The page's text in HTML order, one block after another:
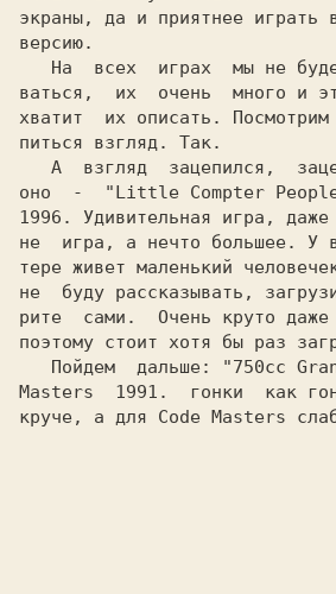
экраны, да и приятнее играть
версию.
ваться,  их  очень  много и
хватит  их описать.
питься взгляд. Так.
оно  -
"Little Compter
1996. Удивительная игра, даже
не  игра, а нечто большее. У
тере живет маленький
не  буду рассказывать,
рите  сами.  Очень круто
поэтому стоит хотя бы раз
   Пойдем  дальше:
"750cc
Masters
1991.  гонки  как
круче, а для Code Masters